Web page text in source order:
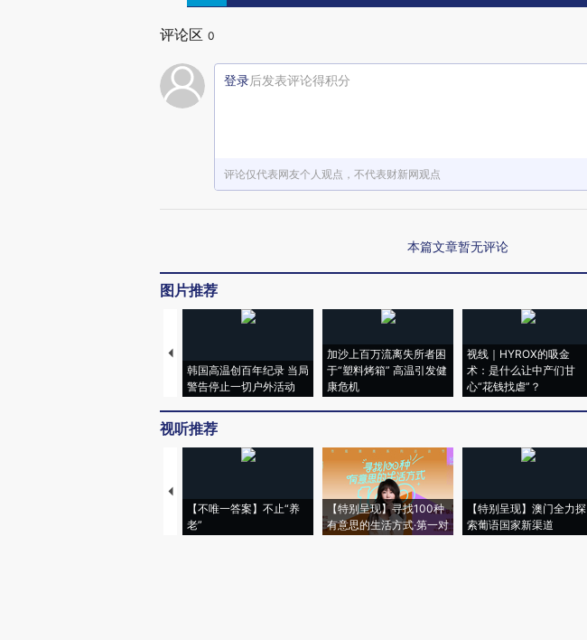
评论区 0
登录后发表评论得积分
评论仅代表网友个人观点，不代表财新网观点
本篇文章暂无评论
图片推荐
韩国高温创百年纪录 当局
警告停止一切户外活动
加沙上百万流离失所者困
于“塑料烤箱” 高温引发健
康危机
视线｜HYROX的吸金
术：是什么让中产们甘
心“花钱找虐”？
视听推荐
【不唯一答案】不止“养
老”
【特别呈现】寻找100种
有意思的生活方式·第一对
【特别呈现】澳门全力探
索葡语国家新渠道